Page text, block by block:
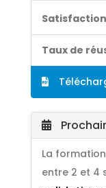
Taux de
La
entre 2 et 4